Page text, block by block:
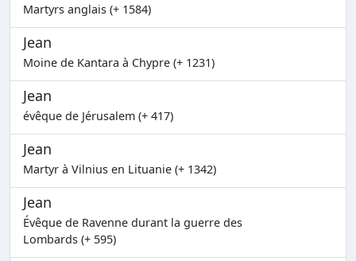
Martyrs anglais (+ 1584)
Jean
Moine de Kantara à Chypre (+ 1231)
Jean
évêque de Jérusalem (+ 417)
Jean
Martyr à Vilnius en Lituanie (+ 1342)
Jean
Évêque de Ravenne durant la guerre des
Lombards (+ 595)